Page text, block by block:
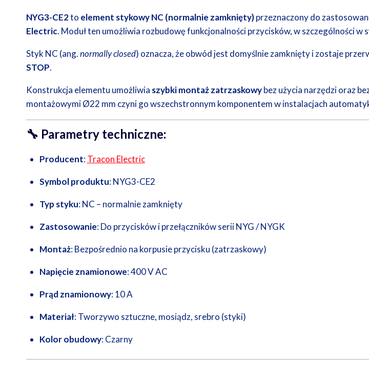
NYG3-CE2to element stykowy NC (normalnie zamknięty)przeznaczony do
Electric. Moduł ten umożliwia rozbudowę funkcjonalności przycisków, w szczególności w
Styk NC (ang.normally closed) oznacza, że obwód jest domyślnie zamknięty i zostaje
STOP.
Konstrukcja elementu umożliwia szybki montaż zatrzaskowybez użycia narzędzi oraz
montażowymi Ø22 mm czyni go wszechstronnym komponentem w instalacjach
🔧 Parametry techniczne:
Producent:Tracon Electric
Symbol produktu: NYG3-CE2
Typ styku: NC – normalnie zamknięty
Zastosowanie: Do przycisków i przełączników serii NYG / NYGK
Montaż: Bezpośrednio na korpusie przycisku (zatrzaskowy)
Napięcie znamionowe: 400 V AC
Prąd znamionowy: 10 A
Materiał: Tworzywo sztuczne, mosiądz, srebro (styki)
Kolor obudowy: Czarny